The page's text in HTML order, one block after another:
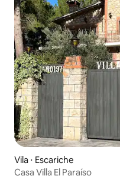
Vila ⋅ Escariche
Casa Villa El Paraíso